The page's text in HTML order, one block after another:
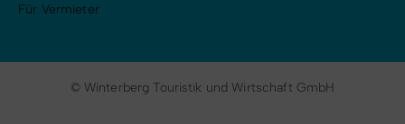
Für Vermieter
© Winterberg Touristik und Wirtschaft GmbH